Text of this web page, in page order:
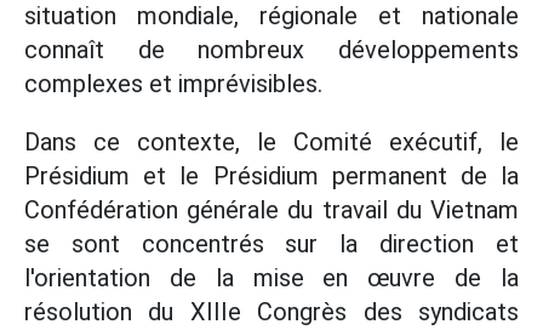
situation mondiale, régionale et nationale
connaît de nombreux développements
complexes et imprévisibles.
Dans ce contexte, le Comité exécutif, le
Présidium et le Présidium permanent de la
Confédération générale du travail du Vietnam
se sont concentrés sur la direction et
l'orientation de la mise en œuvre de la
résolution du XIIIe Congrès des syndicats